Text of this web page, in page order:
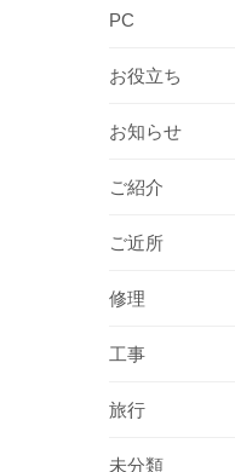
PC
お役立ち
お知らせ
ご紹介
ご近所
修理
工事
旅行
未分類